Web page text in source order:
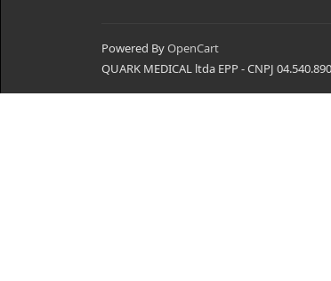
Powered ByOpenCart
QUARK MEDICAL ltda EPP - CNPJ